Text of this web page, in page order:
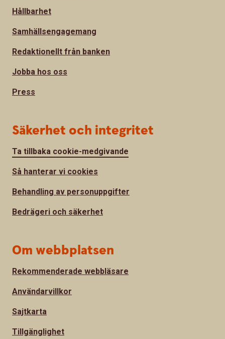
Hållbarhet
Samhällsengagemang
Redaktionellt från banken
Jobba hos oss
Press
Säkerhet och integritet
Ta tillbaka cookie-medgivande
Så hanterar vi cookies
Behandling av personuppgifter
Bedrägeri och säkerhet
Om webbplatsen
Rekommenderade webbläsare
Användarvillkor
Sajtkarta
Tillgänglighet